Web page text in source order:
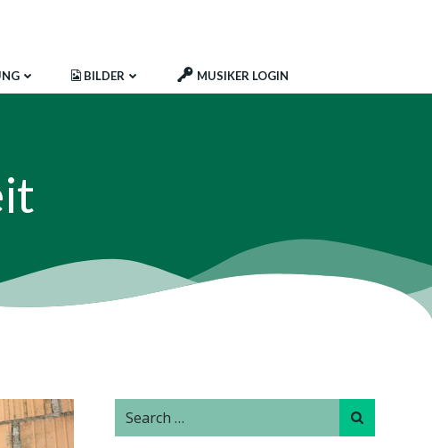
BILDER MUSIKER LOGIN
Search